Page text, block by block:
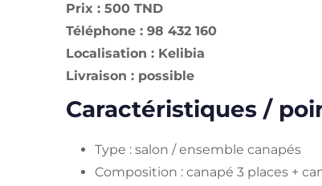
Prix : 500 TND
Téléphone : 98 432 160
Localisation : Kelibia
Livraison : possible
Caractéristiques /
Type : salon / ensemble canapés
Composition : canapé 3 places +